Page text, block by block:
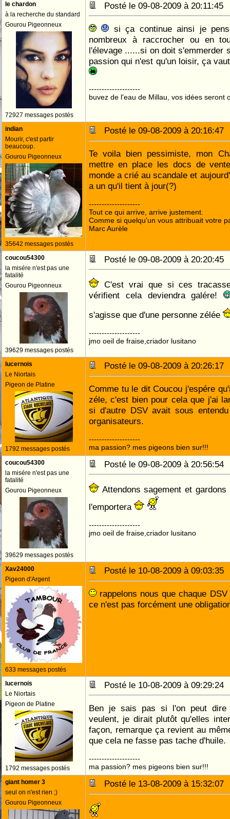
le chardon
à la recherche du standard
Gourou Pigeonneux
72927 messages postés
Posté le 09-08-2009 à
si ça continue ainsi je
nombreux à raccrocher ou en
l'élevage ......si on doit s'emmerder
passion qui n'est qu'un loisir, ça
--------------------
buvez de l'eau de Millau, vos idées seront
indian
Mourir, c'est partir
beaucoup.
Gourou Pigeonneux
35642 messages postés
Posté le 09-08-2009 à
Te voila bien pessimiste, mon
mettre en place les docs de
monde a crié au scandale et
a un qu'il tient à jour(?)
--------------------
Tout ce qui arrive, arrive justement.
Comme si quelqu'un vous attribuait votre
Marc Aurèle
coucou54300
la misére n'est pas une
fatalité
Gourou Pigeonneux
39629 messages postés
Posté le 09-08-2009 à
C'est vrai que si ces
vérifient cela deviendra galére!
s'agisse que d'une personne zélée
--------------------
jmo oeil de fraise,criador lusitano
lucernois
Le Niortais
Pigeon de Platine
1792 messages postés
Posté le 09-08-2009 à
Comme tu le dit Coucou j'espére
zéle, c'est bien pour cela que j'ai
si d'autre DSV avait sous
organisateurs.
--------------------
ma passion? mes pigeons bien sur!!!
coucou54300
la misére n'est pas une
fatalité
Gourou Pigeonneux
39629 messages postés
Posté le 09-08-2009 à
Attendons sagement et
l'emportera
--------------------
jmo oeil de fraise,criador lusitano
Xav24000
Pigeon d'Argent
633 messages postés
Posté le 10-08-2009 à
rappelons nous que chaque
ce n'est pas forcément une
lucernois
Le Niortais
Pigeon de Platine
1792 messages postés
Posté le 10-08-2009 à
Ben je sais pas si l'on peut dire
veulent, je dirait plutôt qu'elles
façon, remarque ça revient au
que cela ne fasse pas tache d'huile.
--------------------
ma passion? mes pigeons bien sur!!!
giant homer 3
seul on n'est rien ;)
Gourou Pigeonneux
Posté le 13-08-2009 à